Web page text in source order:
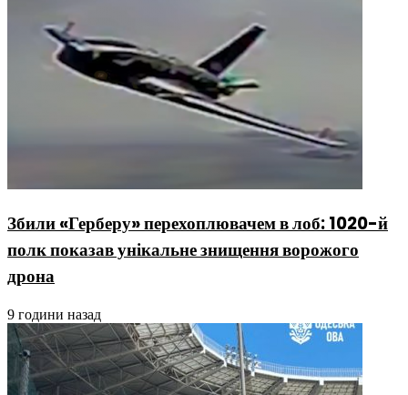
Збили «Герберу» перехоплювачем в лоб: 1020-й
полк показав унікальне знищення ворожого
дрона
9 години назад